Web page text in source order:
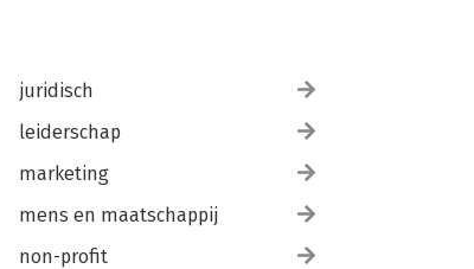
juridisch
leiderschap
marketing
mens en maatschappij
non-profit